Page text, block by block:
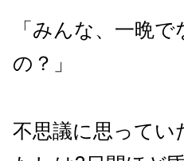
「みんな、一晩
の？」
不思議に思って